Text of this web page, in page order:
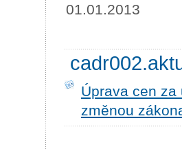
01.01.2013
Úprava cen
změnou